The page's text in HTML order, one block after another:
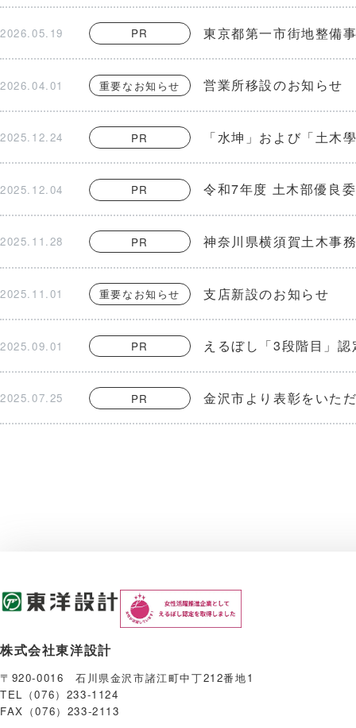
2026.05.19 PR 東京都第一市街地整備
2026.04.01 重要なお知らせ 営業所移設のお知らせ
2025.12.24 PR 「水坤」および「土木
2025.12.04 PR 令和7年度 土木部優良
2025.11.28 PR 神奈川県横須賀土木事
2025.11.01 重要なお知らせ 支店新設のお知らせ
2025.09.01 PR えるぼし「3段階目」
2025.07.25 PR 金沢市より表彰をいた
株式会社東洋設計
〒920-0016 石川県金沢市諸江町中丁212番地1
TEL（076）233-1124
FAX（076）233-2113